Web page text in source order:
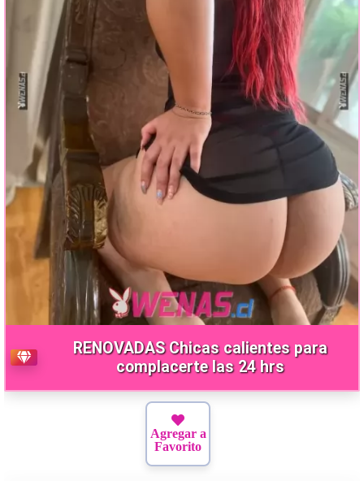
RENOVADAS Chicas calientes para
complacerte las 24 hrs
Agregar a
Favorito